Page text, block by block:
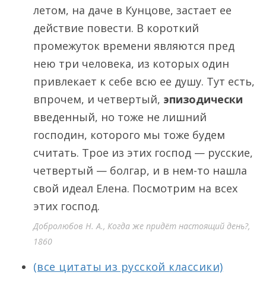
летом, на даче в Кунцове, застает ее
действие повести. В короткий
промежуток времени являются пред
нею три человека, из которых один
привлекает к себе всю ее душу. Тут есть,
впрочем, и четвертый, эпизодически
введенный, но тоже не лишний
господин, которого мы тоже будем
считать. Трое из этих господ — русские,
четвертый — болгар, и в нем-то нашла
свой идеал Елена. Посмотрим на всех
этих господ.
Добролюбов Н. А., Когда же придёт настоящий день?,
1860
(все цитаты из русской классики)